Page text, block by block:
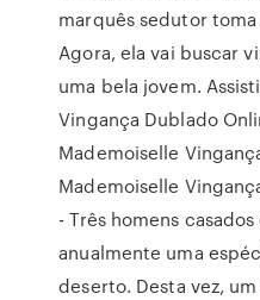
marquês sedutor
Agora, ela vai buscar
uma bela jovem.
Vingança Dublado
Mademoiselle
Mademoiselle
- Três homens
anualmente uma
deserto. Desta vez,